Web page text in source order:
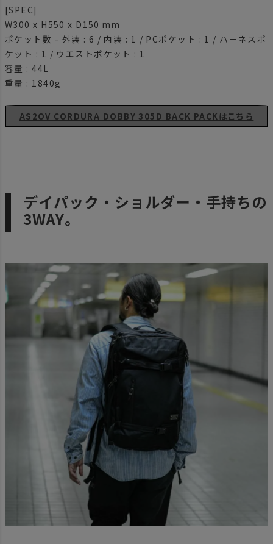
[SPEC]
W300 x H550 x D150 mm
ポケット数 - 外装 : 6 / 内装 : 1 / PCポケット : 1 / ハーネスポ
ケット : 1 / ウエストポケット : 1
容量 : 44L
重量 : 1840g
AS2OV CORDURA DOBBY 305D BACK PACKはこちら
デイパック・ショルダー・手持ちの
3WAY。